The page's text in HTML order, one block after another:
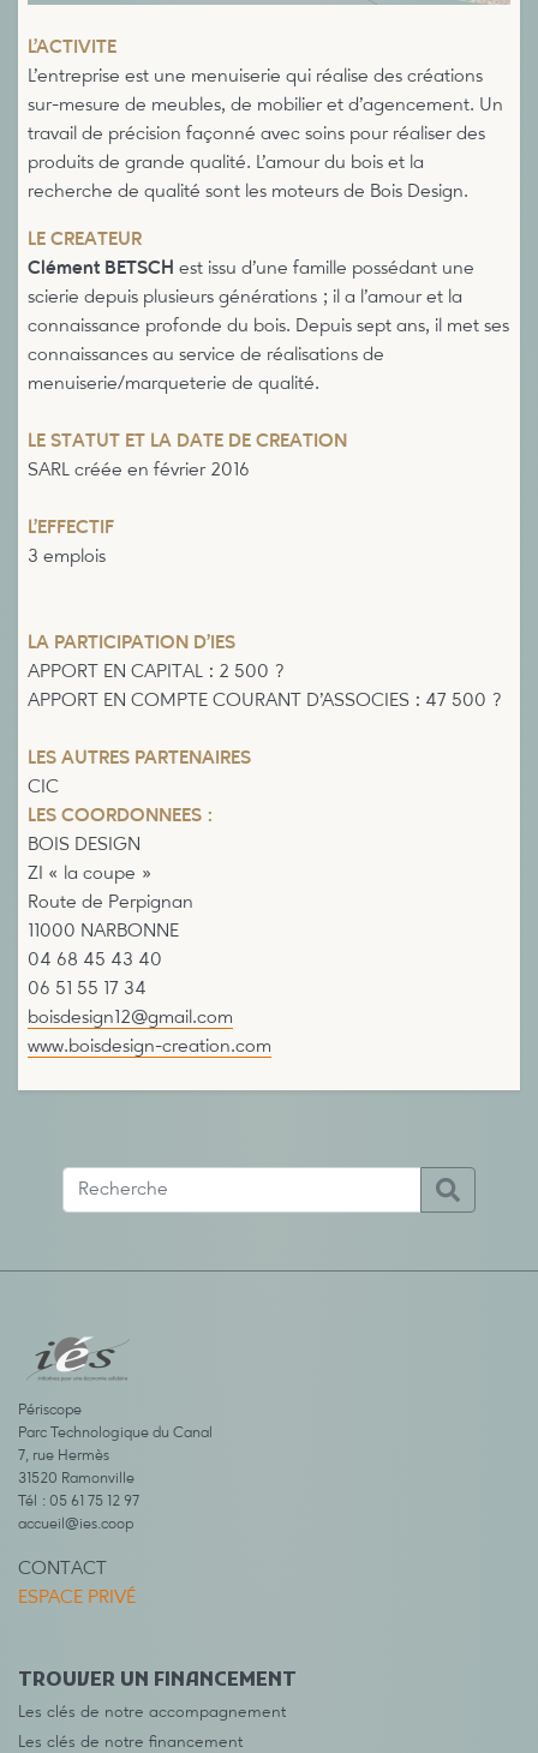
L’ACTIVITE
L’entreprise est une menuiserie qui réalise des créations
sur-mesure de meubles, de mobilier et d’agencement. Un
travail de précision façonné avec soins pour réaliser des
produits de grande qualité. L’amour du bois et la
recherche de qualité sont les moteurs de Bois Design.
LE CREATEUR
Clément BETSCH est issu d’une famille possédant une
scierie depuis plusieurs générations ; il a l’amour et la
connaissance profonde du bois. Depuis sept ans, il met ses
connaissances au service de réalisations de
menuiserie/marqueterie de qualité.
LE STATUT ET LA DATE DE CREATION
SARL créée en février 2016
L’EFFECTIF
3 emplois
LA PARTICIPATION D’IES
APPORT EN CAPITAL : 2 500 ?
APPORT EN COMPTE COURANT D’ASSOCIES : 47 500 ?
LES AUTRES PARTENAIRES
CIC
LES COORDONNEES :
BOIS DESIGN
ZI « la coupe »
Route de Perpignan
11000 NARBONNE
04 68 45 43 40
06 51 55 17 34
boisdesign12@gmail.com
www.boisdesign-creation.com
Périscope
Parc Technologique du Canal
7, rue Hermès
31520 Ramonville
Tél : 05 61 75 12 97
accueil@ies.coop
CONTACT
ESPACE PRIVÉ
TROUVER UN FINANCEMENT
Les clés de notre accompagnement
Les clés de notre financement